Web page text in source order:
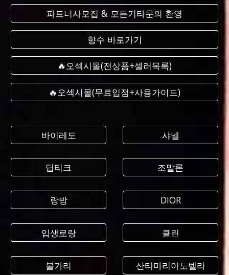
파트너사모집 & 모든기타문의 환영
향수 바로가기
🔥오섹시몰(전상품+셀러목록)
🔥오섹시몰(무료입점+사용가이드)
바이레도
딥티크
랑방
입생로랑
불가리
샤넬
조말론
DIOR
클린
산타마리아노벨라